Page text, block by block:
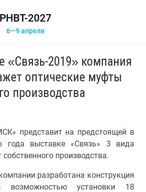
РНВТ-2027
6—9 апреля
«Связь-2019» компания
оптические муфты
производства
представит на предстоящей в
года выставке «Связь» 3 вида
производства.
разработана конструкция
возможностью установки 18